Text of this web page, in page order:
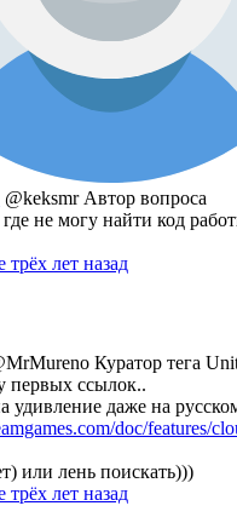
@keksmr Автор вопроса
не могу найти код
трёх лет назад
Куратор тега
первых ссылок..
удивление даже на
doc/features/
или лень поискать)))
трёх лет назад